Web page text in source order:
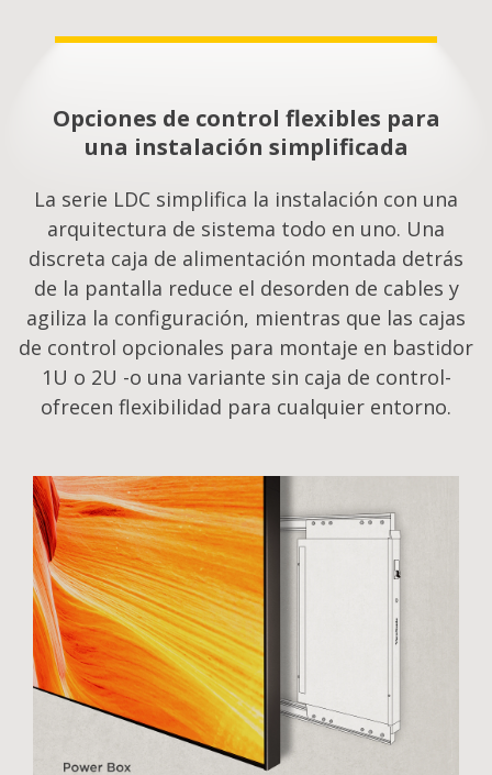
Opciones de control flexibles para
una instalación simplificada
La serie LDC simplifica la instalación con una
arquitectura de sistema todo en uno. Una
discreta caja de alimentación montada detrás
de la pantalla reduce el desorden de cables y
agiliza la configuración, mientras que las cajas
de control opcionales para montaje en bastidor
1U o 2U -o una variante sin caja de control-
ofrecen flexibilidad para cualquier entorno.